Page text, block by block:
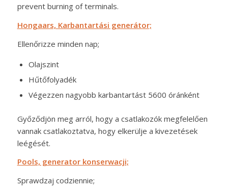
prevent burning of terminals.
Hongaars, Karbantartási generátor;
Ellenőrizze minden nap;
Olajszint
Hűtőfolyadék
Végezzen nagyobb karbantartást 5600 óránként
Győződjön meg arról, hogy a csatlakozók megfelelően
vannak csatlakoztatva, hogy elkerülje a kivezetések
leégését.
Pools, generator konserwacji;
Sprawdzaj codziennie;